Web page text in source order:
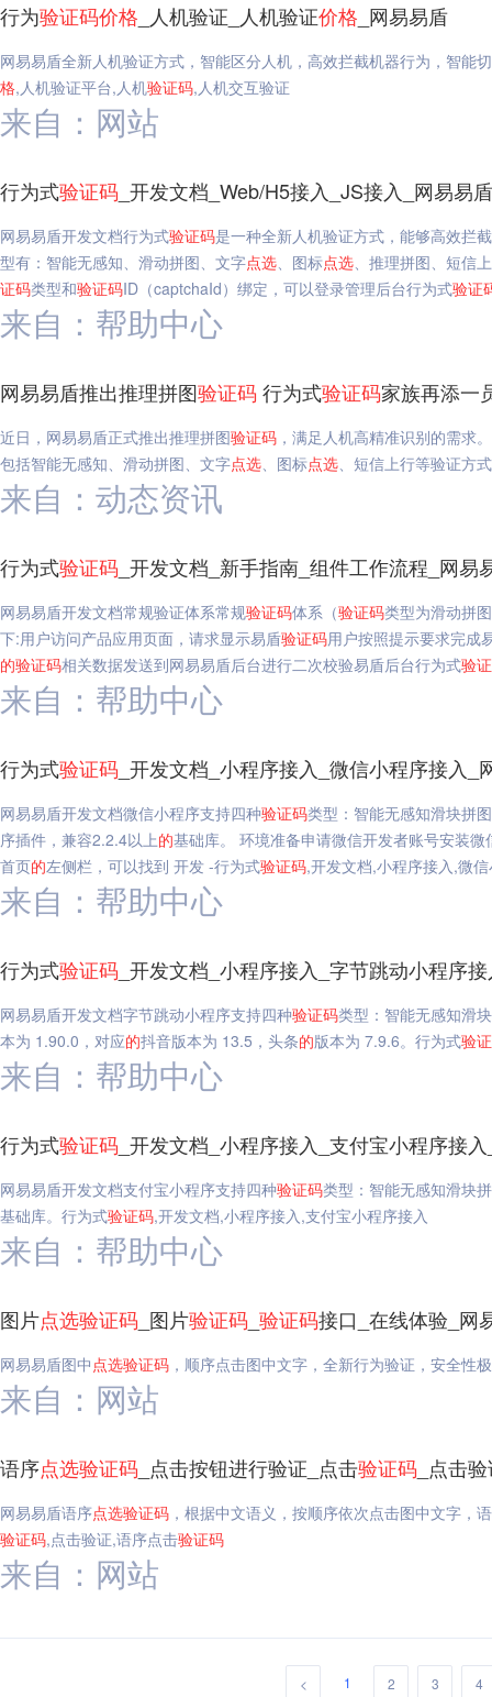
行为验证码价格 _人机验证_人机验证价格 _网易易盾
网易易盾全新人机验证方式，智能区分人机，高效拦截机器行为，智能
格,人机验证平台,人机验证码,人机交互验证
来自：网站
行为式验证码 _开发文档_Web/H5接入_JS接入_网易易盾
网易易盾开发文档行为式验证码是一种全新人机验证方式，能够高效拦
型有：智能无感知、滑动拼图、文字点选、图标点选、推理拼图、短信
证码类型和验证码ID（captchaId）绑定，可以登录管理后台行为式验证
来自：帮助中心
网易易盾推出推理拼图验证码 行为式验证码家族再添一
近日，网易易盾正式推出推理拼图验证码 ，满足人机高精准识别的需求
包括智能无感知、滑动拼图、文字点选、图标点选、短信上行等验证方
来自：动态资讯
行为式验证码 _开发文档_新手指南_组件工作流程_网易
网易易盾开发文档常规验证体系常规验证码体系（验证码类型为滑动拼
下:用户访问产品应用页面，请求显示易盾验证码用户按照提示要求完成
的验证码相关数据发送到网易易盾后台进行二次校验易盾后台行为式验
来自：帮助中心
行为式验证码 _开发文档_小程序接入_微信小程序接入_
网易易盾开发文档微信小程序支持四种验证码类型：智能无感知滑块拼
序插件，兼容2.2.4以上的基础库。 环境准备申请微信开发者账号安装
首页的左侧栏，可以找到 开发 -行为式验证码,开发文档,小程序接入,微
来自：帮助中心
行为式验证码 _开发文档_小程序接入_字节跳动小程序
网易易盾开发文档字节跳动小程序支持四种验证码类型：智能无感知滑
本为 1.90.0，对应的抖音版本为 13.5，头条的版本为 7.9.6。行为式验
来自：帮助中心
行为式验证码 _开发文档_小程序接入_支付宝小程序接
网易易盾开发文档支付宝小程序支持四种验证码类型：智能无感知滑块
基础库。行为式验证码,开发文档,小程序接入,支付宝小程序接入
来自：帮助中心
图片点选验证码 _图片验证码 验证码接口_在线体验_网
网易易盾图中点选验证码 ，顺序点击图中文字，全新行为验证，安全性
来自：网站
语序点选验证码 _点击按钮进行验证_点击验证码 _点击
网易易盾语序点选验证码 ，根据中文语义，按顺序依次点击图中文字，
验证码,点击验证,语序点击验证码
来自：网站
< 1 2 3 4